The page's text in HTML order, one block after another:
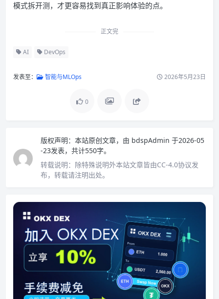
模式拆开测，才更容易找到真正影响体验的点。
正文完
AI DevOps
发表至： 智能与MLOps 2026年5月23日
0
版权声明： 本站原创文章，由 bdspAdmin 于2026-05
-23发表，共计550字。
转载说明： 除特殊说明外本站文章皆由CC-4.0协议发
布，转载请注明出处。